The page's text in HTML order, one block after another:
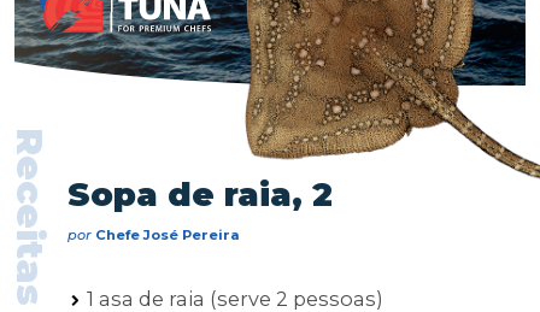
Receitas Sopa de raia, 2
por Chefe José Pereira
1 asa de raia (serve 2 pessoas)